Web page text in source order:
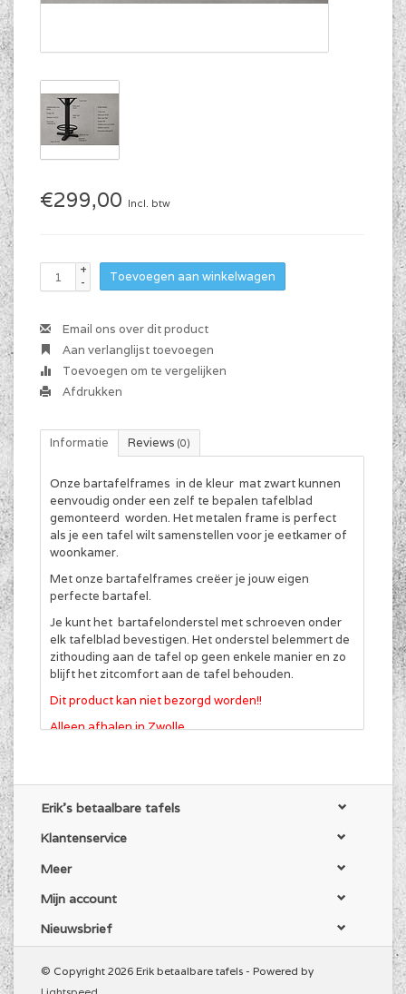
€299,00 Incl. btw
+
-
Toevoegen aan winkelwagen
Email ons over dit product
Aan verlanglijst toevoegen
Toevoegen om te vergelijken
Afdrukken
Informatie Reviews (0)
Onze bartafelframes in de kleur mat zwart kunnen
eenvoudig onder een zelf te bepalen tafelblad
gemonteerd worden. Het metalen frame is perfect
als je een tafel wilt samenstellen voor je eetkamer of
woonkamer.
Met onze bartafelframes creëer je jouw eigen
perfecte bartafel.
Je kunt het bartafelonderstel met schroeven onder
elk tafelblad bevestigen. Het onderstel belemmert de
zithouding aan de tafel op geen enkele manier en zo
blijft het zitcomfort aan de tafel behouden.
Dit product kan niet bezorgd worden!!
Alleen afhalen in Zwolle
Erik's betaalbare tafels
Klantenservice
Meer
Mijn account
Nieuwsbrief
© Copyright 2026 Erik betaalbare tafels - Powered by